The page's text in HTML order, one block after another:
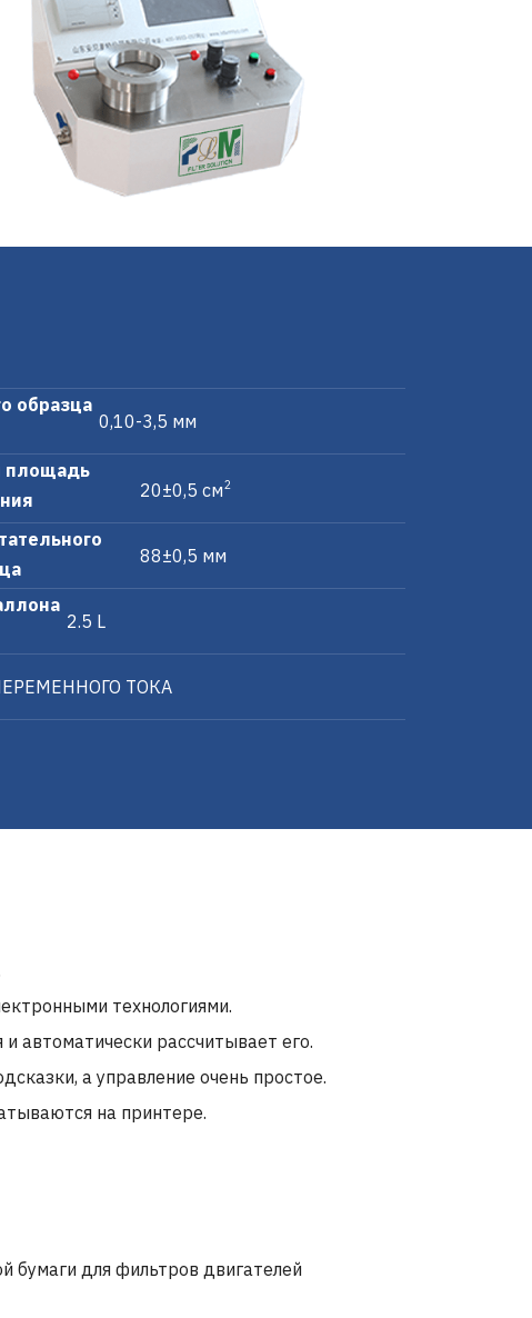
образца
0,10-3,5 мм
площадь
20±0,5 см2
88±0,5 мм
2.5 L
ТОКА
технологиями.
автоматически рассчитывает его.
а управление очень простое.
на принтере.
бумаги для фильтров двигателей